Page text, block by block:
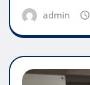
admin